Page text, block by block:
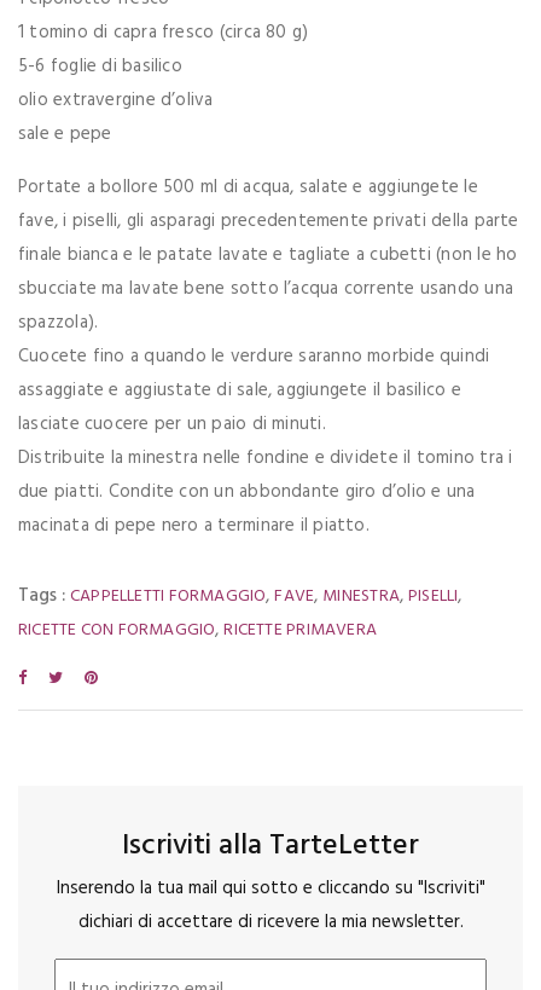
1 tomino di capra fresco (circa 80 g)
5-6 foglie di basilico
olio extravergine d’oliva
sale e pepe
Portate a bollore 500 ml di acqua, salate e aggiungete le
fave, i piselli, gli asparagi precedentemente privati della parte
finale bianca e le patate lavate e tagliate a cubetti (non le ho
sbucciate ma lavate bene sotto l’acqua corrente usando una
spazzola).
Cuocete fino a quando le verdure saranno morbide quindi
assaggiate e aggiustate di sale, aggiungete il basilico e
lasciate cuocere per un paio di minuti.
Distribuite la minestra nelle fondine e dividete il tomino tra i
due piatti. Condite con un abbondante giro d’olio e una
macinata di pepe nero a terminare il piatto.
Tags :CAPPELLETTI FORMAGGIO,FAVE, MINESTRA,PISELLI,
RICETTE CON FORMAGGIO,RICETTE PRIMAVERA
Iscriviti alla TarteLetter
Inserendo la tua mail qui sotto e cliccando su "Iscriviti"
dichiari di accettare di ricevere la mia newsletter.